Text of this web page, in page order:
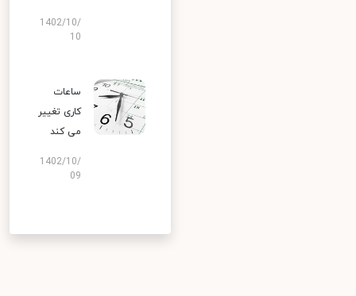
1402/10/
10
ساعات
کاری تغییر
می‌ کند
1402/10/
09